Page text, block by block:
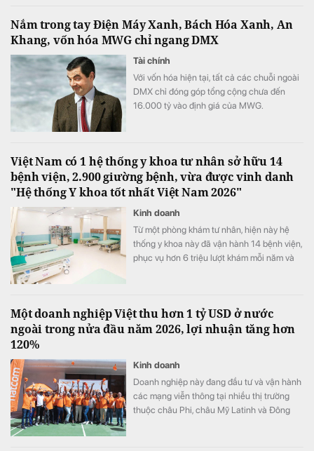
Nắm trong tay Điện Máy Xanh, Bách Hóa Xanh, An
Khang, vốn hóa MWG chỉ ngang DMX
Tài chính
Với vốn hóa hiện tại, tất cả các chuỗi ngoài
DMX chỉ đóng góp tổng cộng chưa đến
16.000 tỷ vào định giá của MWG.
Việt Nam có 1 hệ thống y khoa tư nhân sở hữu 14
bệnh viện, 2.900 giường bệnh, vừa được vinh danh
"Hệ thống Y khoa tốt nhất Việt Nam 2026"
Kinh doanh
Từ một phòng khám tư nhân, hiện này hệ
thống y khoa này đã vận hành 14 bệnh viện,
phục vụ hơn 6 triệu lượt khám mỗi năm và
Một doanh nghiệp Việt thu hơn 1 tỷ USD ở nước
ngoài trong nửa đầu năm 2026, lợi nhuận tăng hơn
120%
Kinh doanh
Doanh nghiệp này đang đầu tư và vận hành
các mạng viễn thông tại nhiều thị trường
thuộc châu Phi, châu Mỹ Latinh và Đông